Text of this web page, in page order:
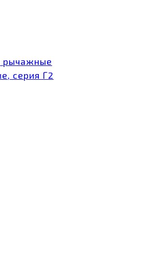
рычажные
серия Г2